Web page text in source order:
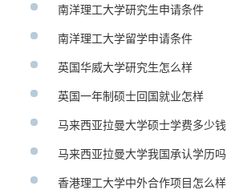
南洋理工大学研究生申请条件
南洋理工大学留学申请条件
英国华威大学研究生怎么样
英国一年制硕士回国就业怎样
马来西亚拉曼大学硕士学费多少钱
马来西亚拉曼大学我国承认学历吗
香港理工大学中外合作项目怎么样